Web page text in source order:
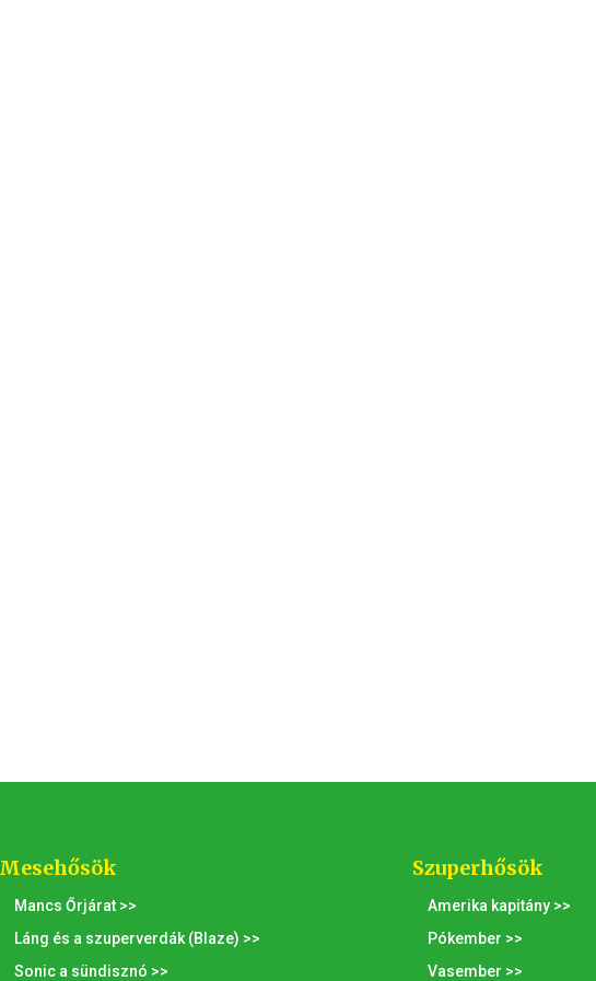
Mesehősök
Mancs Őrjárat >>
Láng és a szuperverdák (Blaze) >>
Sonic a sündisznó >>
Szuperhősök
Amerika kapitány >>
Pókember >>
Vasember >>